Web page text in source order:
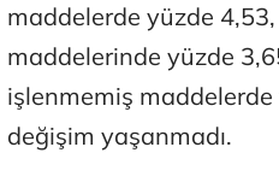
maddelerde yüzde
maddelerinde yüzde
işlenmemiş
değişim yaşanmadı.
Osman